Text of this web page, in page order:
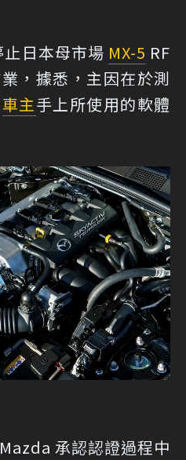
止日本母市場 MX-5 RF
，據悉，主因在於測
車主手上所使用的軟體
承認認證過程中